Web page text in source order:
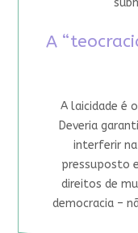
A
A laicidade é
Deveria
interferir na
pressuposto
direitos de
democracia –